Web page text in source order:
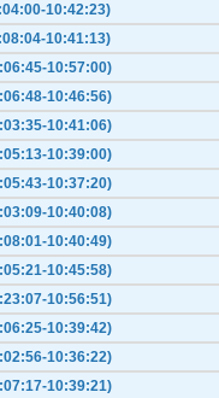
10:42:23)
10:41:13)
10:57:00)
10:46:56)
10:41:06)
10:39:00)
10:37:20)
10:40:08)
10:40:49)
10:45:58)
10:56:51)
10:39:42)
10:36:22)
10:39:21)